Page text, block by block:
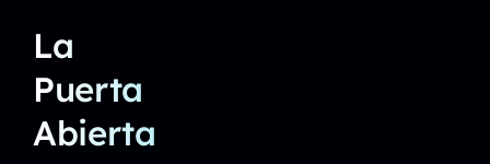
La
Puerta
Abierta